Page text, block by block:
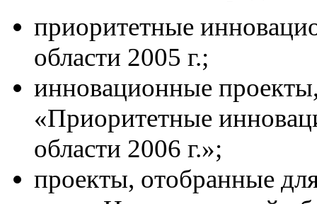
приоритетные
области 2005 г.;
инновационные
«Приоритетные
области 2006 г.»;
проекты, отобранные